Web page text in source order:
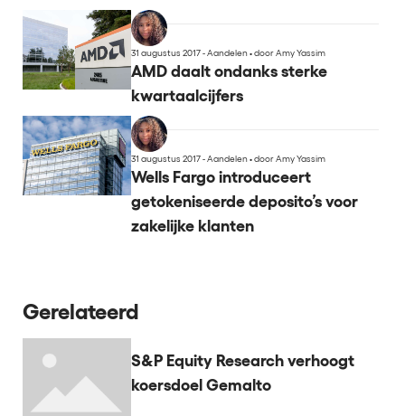
31 augustus 2017 - Aandelen•door Amy Yassim
AMD daalt ondanks sterke
kwartaalcijfers
31 augustus 2017 - Aandelen•door Amy Yassim
Wells Fargo introduceert
getokeniseerde deposito’s voor
zakelijke klanten
Gerelateerd
S&P Equity Research verhoogt
koersdoel Gemalto